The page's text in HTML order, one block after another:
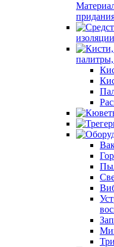
изоляции
палитры,